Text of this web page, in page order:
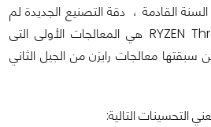
7 نانوميتر السنة القادمة ، دقة التصنيع الجديدة لم
تكن معالجات RYZEN Threadripper هي المعالجات الأولى التى
سبقتها معالجات رايزن من الجيل الثاني
التحسينات التالية: